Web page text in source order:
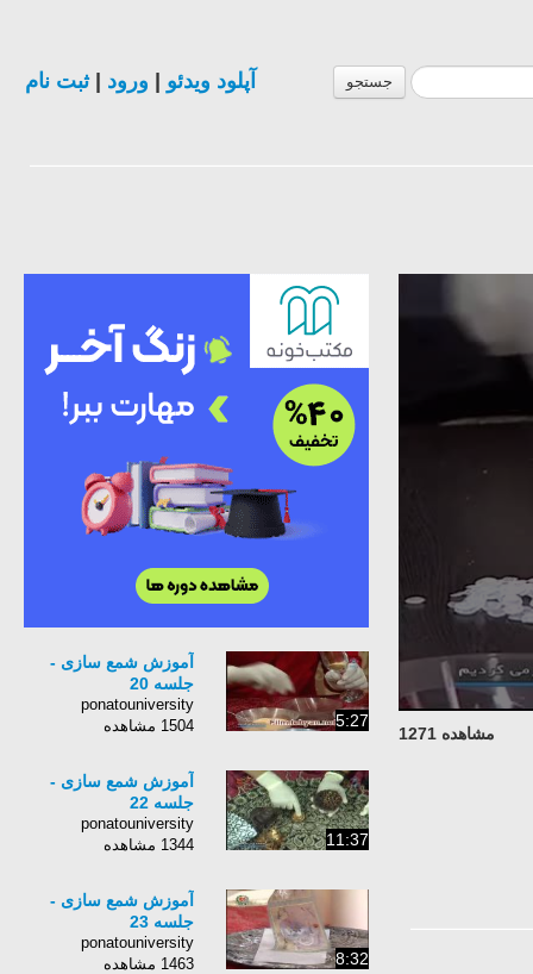
جستجو آپلود ویدئو ورود |ثبت نام
مشاهده 1271
5:27
آموزش شمع سازی -
جلسه 20
ponatouniversity
1504 مشاهده
11:37
آموزش شمع سازی -
جلسه 22
ponatouniversity
1344 مشاهده
8:32
آموزش شمع سازی -
جلسه 23
ponatouniversity
1463 مشاهده